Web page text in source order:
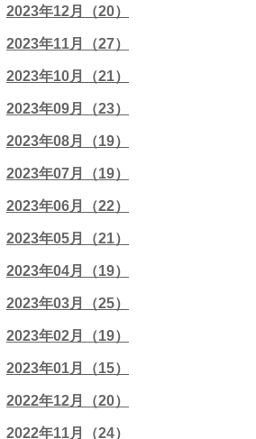
2023年12月（20）
2023年11月（27）
2023年10月（21）
2023年09月（23）
2023年08月（19）
2023年07月（19）
2023年06月（22）
2023年05月（21）
2023年04月（19）
2023年03月（25）
2023年02月（19）
2023年01月（15）
2022年12月（20）
2022年11月（24）